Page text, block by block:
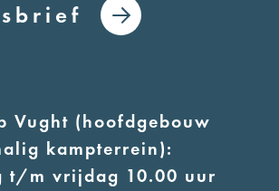
Vught (hoofdgebouw
kampterrein):
t/m vrijdag 10.00 uur